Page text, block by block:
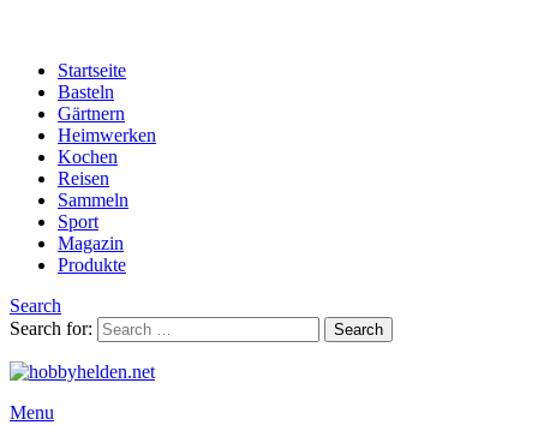
Startseite
Basteln
Gärtnern
Heimwerken
Kochen
Reisen
Sammeln
Sport
Magazin
Produkte
Search
Search for:
Search
Menu